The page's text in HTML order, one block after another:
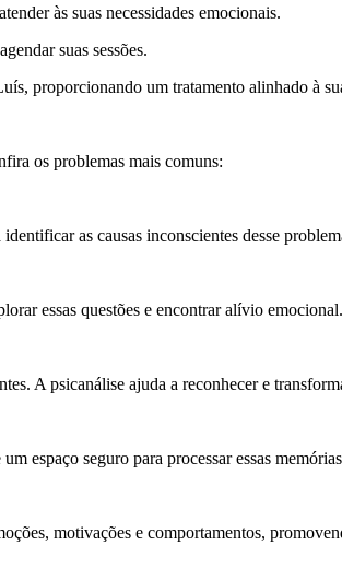
às suas necessidades emocionais.
suas sessões.
proporcionando um tratamento alinhado à
os problemas mais comuns:
as causas inconscientes desse
essas questões e encontrar alívio emocional.
A psicanálise ajuda a reconhecer e
espaço seguro para processar essas
motivações e comportamentos,